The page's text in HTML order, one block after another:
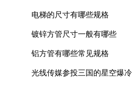
电梯的尺寸有哪些规格
镀锌方管尺寸一般有哪些
铝方管有哪些常见规格
光线传媒参投三国的星空爆冷